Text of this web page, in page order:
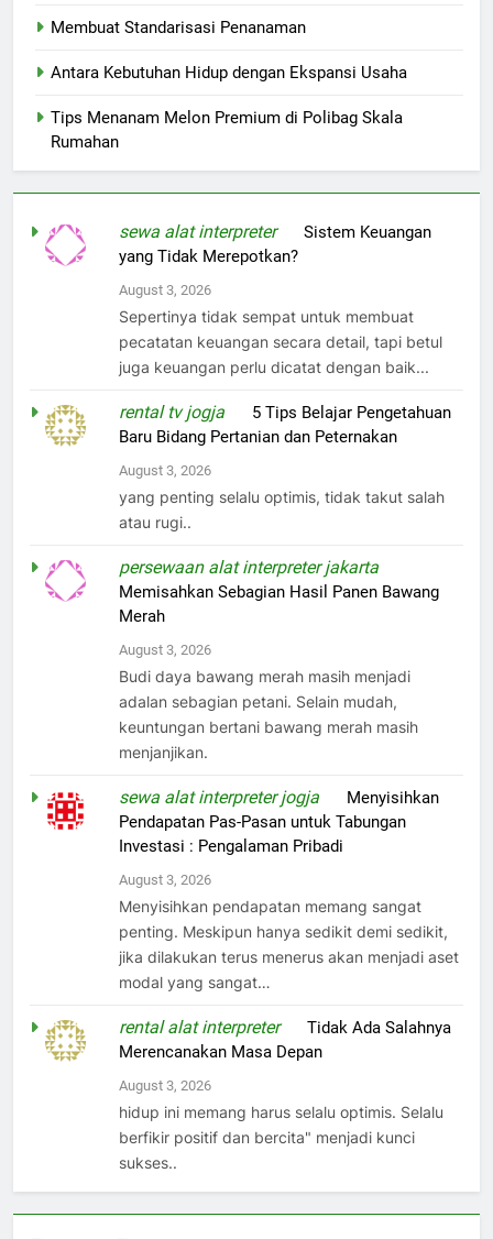
Membuat Standarisasi Penanaman
Antara Kebutuhan Hidup dengan Ekspansi Usaha
Tips Menanam Melon Premium di Polibag Skala
Rumahan
sewa alat interpreteronSistem Keuangan
yang Tidak Merepotkan?
August 3, 2026
Sepertinya tidak sempat untuk membuat
pecatatan keuangan secara detail, tapi betul
juga keuangan perlu dicatat dengan baik...
rental tv jogja
5 Tips Belajar Pengetahuan
Baru Bidang Pertanian dan Peternakan
August 3, 2026
yang penting selalu optimis, tidak takut salah
atau rugi..
persewaan alat interpreter jakarta
Memisahkan Sebagian Hasil Panen Bawang
Merah
August 3, 2026
Budi daya bawang merah masih menjadi
adalan sebagian petani. Selain mudah,
keuntungan bertani bawang merah masih
menjanjikan.
sewa alat interpreter jogja
Menyisihkan
Pendapatan Pas-Pasan untuk Tabungan
Investasi : Pengalaman Pribadi
August 3, 2026
Menyisihkan pendapatan memang sangat
penting. Meskipun hanya sedikit demi sedikit,
jika dilakukan terus menerus akan menjadi aset
modal yang sangat…
rental alat interpreteronTidak Ada Salahnya
Merencanakan Masa Depan
August 3, 2026
hidup ini memang harus selalu optimis. Selalu
berfikir positif dan bercita" menjadi kunci
sukses..